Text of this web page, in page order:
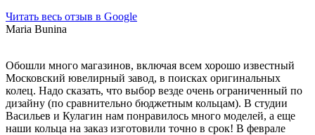
Читать весь отзыв в Google
Maria Bunina
Обошли много магазинов, включая всем хорошо известный
Московский ювелирный завод, в поисках оригинальных
колец. Надо сказать, что выбор везде очень ограниченный по
дизайну (по сравнительно бюджетным кольцам). В студии
Васильев и Кулагин нам понравилось много моделей, а еще
наши кольца на заказ изготовили точно в срок! В феврале